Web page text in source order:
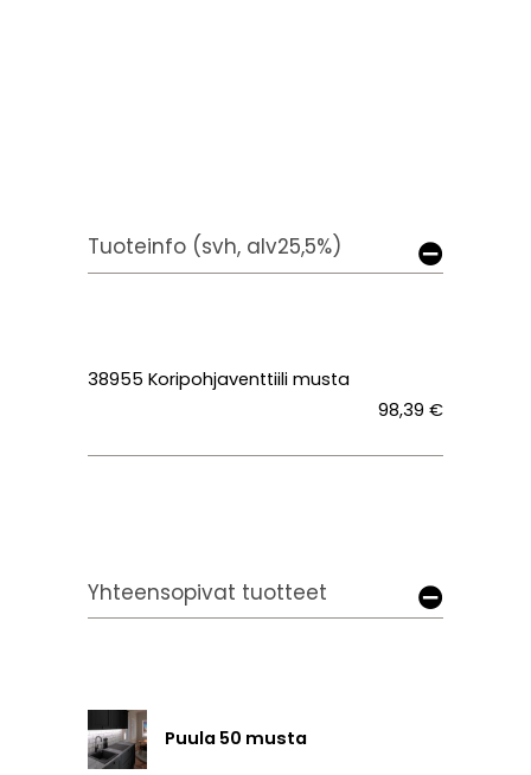
Tuoteinfo (svh, alv25,5%)
38955 Koripohjaventtiili musta
98,39 €
Yhteensopivat tuotteet
Puula 50 musta